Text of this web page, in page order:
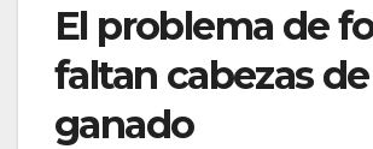
El problema de
faltan cabezas de
ganado